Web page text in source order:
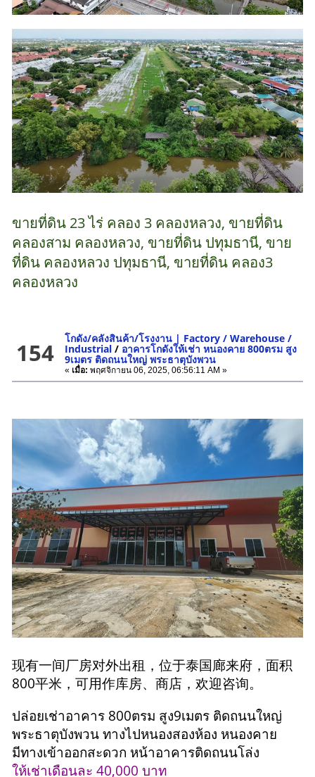
ขายที่ดิน 23 ไร่ คลอง 3 คลองหลวง, ขายที่ดิน
คลองสาม คลองหลวง, ขายที่ดิน ปทุมธานี, ขาย
ที่ดิน คลองหลวง ปทุมธานี, ขายที่ดิน คลอง3
คลองหลวง
154 โกดัง/คลังสินค้า/โรงงาน | Factory / Warehouse /
Industrial / อาคารโกดังให้เช่า หนองคาย 800ตรม สูง
9เมตร ติดถนนใหญ่ พระธาตุบังพวน
« เมื่อ: พฤศจิกายน 06, 2025, 06:56:11 AM »
现有一间厂房对外出租，位于泰国廊来府，面积
800平米，可用作库房、商店，欢迎咨询。
ปล่อยเช่าอาคาร 800ตรม สูง9เมตร ติดถนนใหญ่
พระธาตุบังพวน ทางไปหนองสองห้อง หนองคาย
มีทางเข้าออกสะดวก หน้าอาคารติดถนนโล่ง
ให้เช่าเดือนละ 40,000 บาท